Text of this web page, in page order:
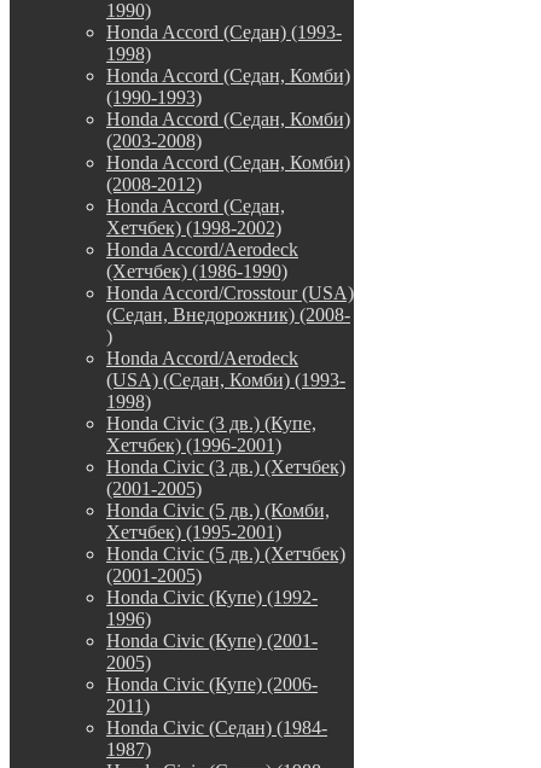
1990)
Honda Accord (Седан) (1993-
1998)
Honda Accord (Седан, Комби)
(1990-1993)
Honda Accord (Седан, Комби)
(2003-2008)
Honda Accord (Седан, Комби)
(2008-2012)
Honda Accord (Седан,
Хетчбек) (1998-2002)
Honda Accord/Aerodeck
(Хетчбек) (1986-1990)
Honda Accord/Crosstour (USA)
(Седан, Внедорожник) (2008-
)
Honda Accord/Аerodeck
(USA) (Седан, Комби) (1993-
1998)
Honda Civic (3 дв.) (Купе,
Хетчбек) (1996-2001)
Honda Civic (3 дв.) (Хетчбек)
(2001-2005)
Honda Civic (5 дв.) (Комби,
Хетчбек) (1995-2001)
Honda Civic (5 дв.) (Хетчбек)
(2001-2005)
Honda Civic (Купе) (1992-
1996)
Honda Civic (Купе) (2001-
2005)
Honda Civic (Купе) (2006-
2011)
Honda Civic (Седан) (1984-
1987)